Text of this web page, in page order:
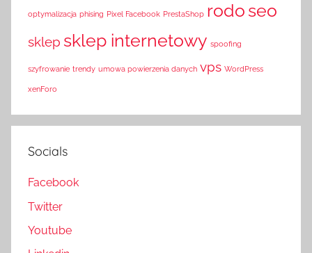
optymalizacja phising Pixel Facebook PrestaShop rodo seo
sklep sklep internetowy spoofing
szyfrowanie trendy umowa powierzenia danych vps WordPress
xenForo
Socials
Facebook
Twitter
Youtube